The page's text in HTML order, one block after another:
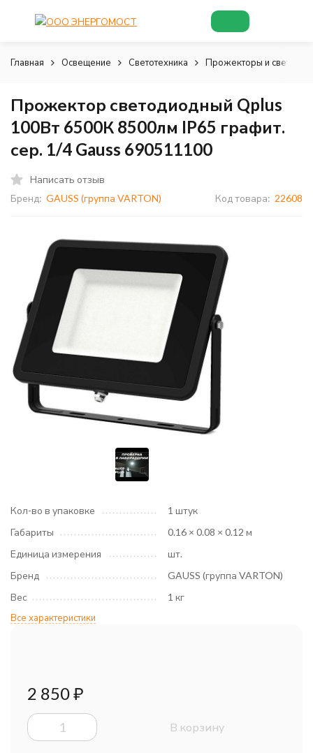
Главная Освещение Светотехника Прожекторы и
Прожектор светодиодный Qplus
100Вт 6500К 8500лм IP65 графит.
сер. 1/4 Gauss 690511100
Написать отзыв
Бренд: GAUSS (группа VARTON) Код товара: 22608
Кол-во в упаковке
1 штук
Габариты
0.16 × 0.08 × 0.12 м
Единица измерения
шт.
Бренд
GAUSS (группа VARTON)
Вес
1 кг
Все характеристики
2 850₽
В корзину